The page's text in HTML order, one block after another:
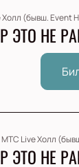
(бывш. Event
ЭТО НЕ
МТС Live Холл
ЭТО НЕ